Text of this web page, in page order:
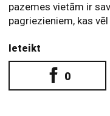
pazemes vietām ir
pagriezieniem, kas
Ieteikt
0